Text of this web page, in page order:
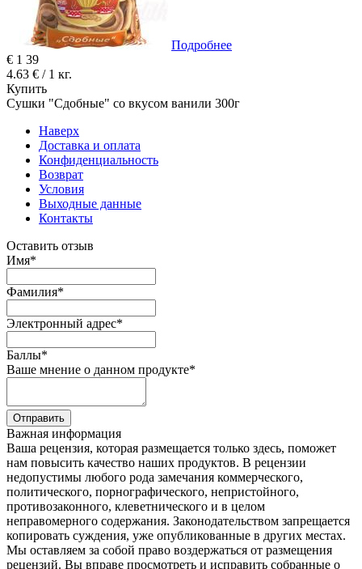
Подробнее
€ 1 39
4.63 € / 1 кг.
Купить
Сушки "Сдобные" со вкусом ванили 300г
Наверх
Доставка и оплата
Конфиденциальность
Возврат
Условия
Выходные данные
Контакты
Оставить отзыв
Имя*
Фамилия*
Электронный адрес*
Баллы*
Ваше мнение о данном продукте*
Отправить
Важная информация
Ваша рецензия, которая размещается только здесь, поможет
нам повысить качество наших продуктов. В рецензии
недопустимы любого рода замечания коммерческого,
политического, порнографического, непристойного,
противозаконного, клеветнического и в целом
неправомерного содержания. Законодательством запрещается
копировать суждения, уже опубликованные в других местах.
Мы оставляем за собой право воздержаться от размещения
рецензий. Вы вправе просмотреть и исправить собранные о